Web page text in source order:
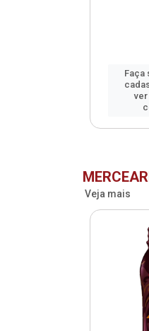
Faça
Veja mais